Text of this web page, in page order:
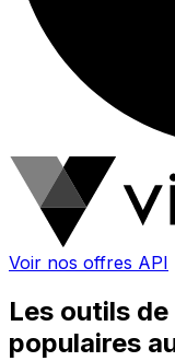
Voir nos offres API
Les outils
populaires